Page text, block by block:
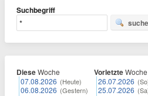
Suchbegriff
DieseWoche
07.08.2026 (Heute)
06.08.2026 (Gestern)
VorletzteWoche
26.07.2026
25.07.2026